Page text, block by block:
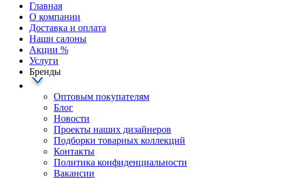
Главная
О компании
Доставка и оплата
Наши cалоны
Акции %
Услуги
Бренды
Оптовым покупателям
Блог
Новости
Проекты наших дизайнеров
Подборки товарных коллекций
Контакты
Политика конфиденциальности
Вакансии